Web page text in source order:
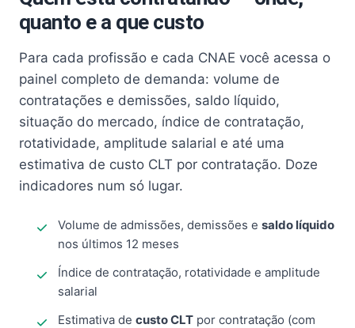
quanto e a que custo
Para cada profissão e cada CNAE você acessa o
painel completo de demanda: volume de
contratações e demissões, saldo líquido,
situação do mercado, índice de contratação,
rotatividade, amplitude salarial e até uma
estimativa de custo CLT por contratação. Doze
indicadores num só lugar.
Volume de admissões, demissões e saldo líquido
nos últimos 12 meses
Índice de contratação, rotatividade e amplitude
salarial
Estimativa de custo CLT por contratação (com